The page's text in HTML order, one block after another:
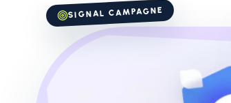
SIGNAL CAMPAGNE